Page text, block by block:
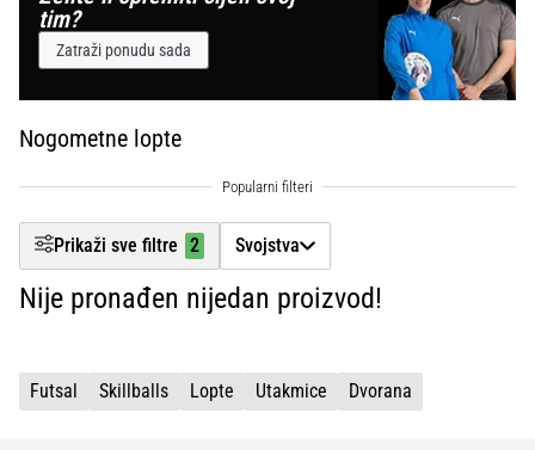
suradnju
Dinamo
i
11teamsports
sklopili
za
nabavu,
tisak
i
opreme
tim?
Zatraži ponudu sada
Nogometne lopte
Prikaži sve filtre 2 Svojstva
Nije pronađen nijedan proizvod!
Futsal Skillballs Lopte Utakmice Dvorana